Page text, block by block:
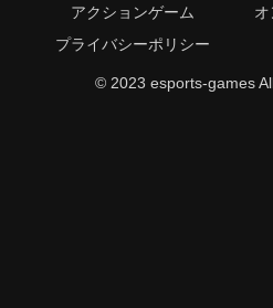
アクションゲーム
プライバシーポリシー
© 2023 esports-games